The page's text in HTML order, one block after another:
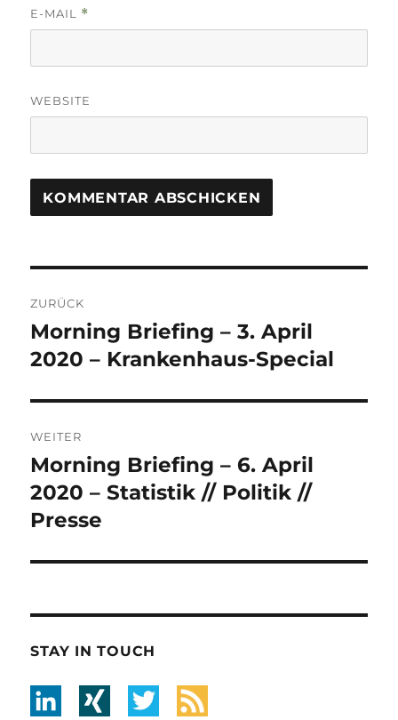
E-MAIL *
WEBSITE
Navigation
ZURÜCK
Vorheriger
Beitrag:
Morning Briefing – 3. April
2020 – Krankenhaus-Special
WEITER
Nächster
Beitrag:
Morning Briefing – 6. April
2020 – Statistik // Politik //
Presse
STAY IN TOUCH